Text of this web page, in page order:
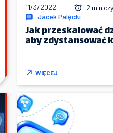
Jacek Palęcki
11/3/2022 | 2 min
Jak przeskalować
aby zdystansować
WIĘCEJ